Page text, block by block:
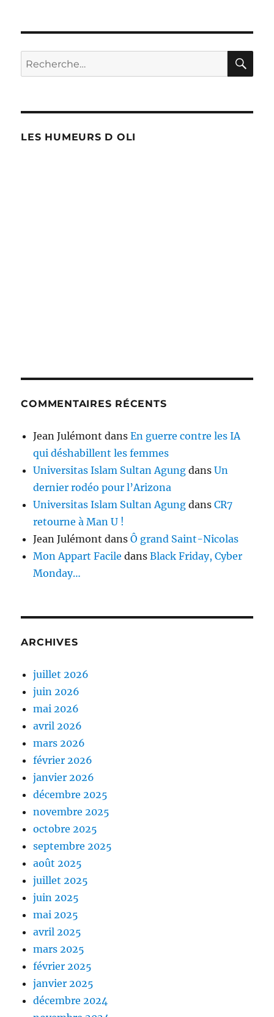
plus
main
Recherche
pour :
LES HUMEURS D OLI
COMMENTAIRES RÉCENTS
Jean Julémont dansEn guerre contre les IA
qui déshabillent les femmes
Universitas Islam Sultan Agung dansUn
dernier rodéo pour l’Arizona
Universitas Islam Sultan Agung dansCR7
retourne à Man U !
Jean Julémont dansÔ grand Saint-Nicolas
Mon Appart Facile dansBlack Friday, Cyber
Monday…
ARCHIVES
juillet 2026
juin 2026
mai 2026
avril 2026
mars 2026
février 2026
janvier 2026
décembre 2025
novembre 2025
octobre 2025
septembre 2025
août 2025
juillet 2025
juin 2025
mai 2025
avril 2025
mars 2025
février 2025
janvier 2025
décembre 2024